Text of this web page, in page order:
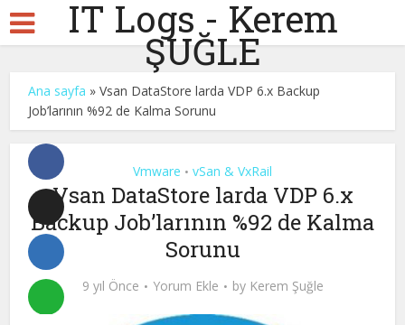
IT Logs - Kerem
ŞUĞLE
Ana sayfa »Vsan DataStore larda VDP 6.x Backup
Job’larının %92 de Kalma Sorunu
Vmware • vSan & VxRail
Vsan DataStore larda VDP 6.x
Backup Job’larının %92 de Kalma
Sorunu
9 yıl Önce Yorum Ekle by Kerem Şuğle